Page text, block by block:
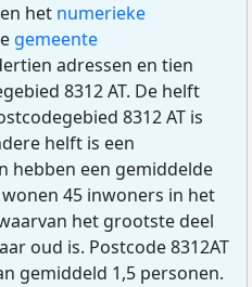
het numerieke
gemeente
adressen en tien
8312 AT. De helft
8312 AT is
helft is een
hebben een gemiddelde
45 inwoners in het
het grootste deel
oud is. Postcode 8312AT
gemiddeld 1,5 personen.